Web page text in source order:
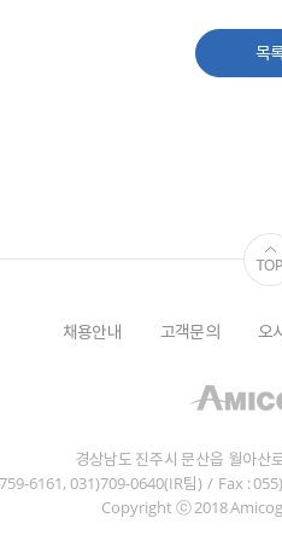
목
채용안내 고객문의 오
경상남도 진주시 문산읍 월아산
6161, 031)709-0640(IR팀) / Fax :
Copyright ⓒ 2018